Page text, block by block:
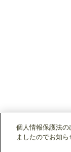
個人情報保護法
ましたのでお知ら